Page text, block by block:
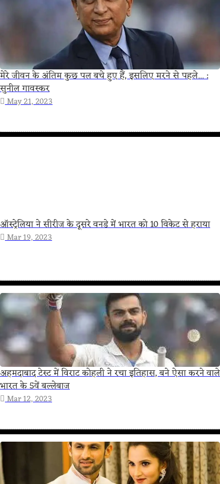
मेरे जीवन के अंतिम कुछ पल बचे हुए हैं, इसलिए मरने से पहले... :
सुनील गावस्कर
May 21, 2023
ऑस्ट्रेलिया ने सीरीज के दूसरे वनडे में भारत को 10 विकेट से हराया
Mar 19, 2023
अहमदाबाद टेस्ट में विराट कोहली ने रचा इतिहास, बने ऐसा करने वाले
भारत के 5वें बल्लेबाज
Mar 12, 2023